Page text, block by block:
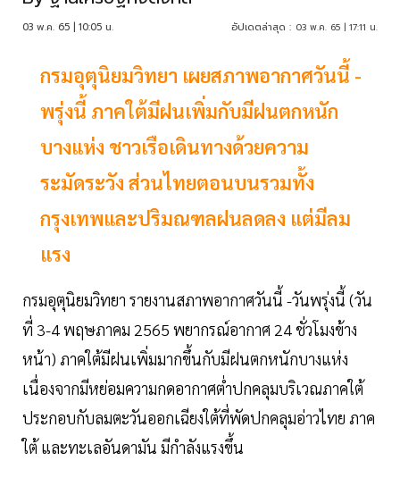
03 พ.ค. 65 | 10:05 น. อัปเดตล่าสุด : 03 พ.ค. 65 | 17:11 น.
กรมอุตุนิยมวิทยา เผยสภาพอากาศวันนี้ -
พรุ่งนี้ ภาคใต้มีฝนเพิ่มกับมีฝนตกหนัก
บางแห่ง ชาวเรือเดินทางด้วยความ
ระมัดระวัง ส่วนไทยตอนบนรวมทั้ง
กรุงเทพและปริมณฑลฝนลดลง แต่มีลม
แรง
กรมอุตุนิยมวิทยา รายงานสภาพอากาศวันนี้ -วันพรุ่งนี้ (วัน
ที่ 3-4 พฤษภาคม 2565 พยากรณ์อากาศ 24 ชั่วโมงข้าง
หน้า) ภาคใต้มีฝนเพิ่มมากขึ้นกับมีฝนตกหนักบางแห่ง
เนื่องจากมีหย่อมความกดอากาศต่ำปกคลุมบริเวณภาคใต้
ประกอบกับลมตะวันออกเฉียงใต้ที่พัดปกคลุมอ่าวไทย ภาค
ใต้ และทะเลอันดามัน มีกำลังแรงขึ้น